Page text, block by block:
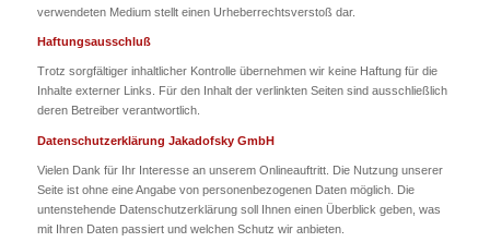
verwendeten Medium stellt einen Urheberrechtsverstoß dar.
Haftungsausschluß
Trotz sorgfältiger inhaltlicher Kontrolle übernehmen wir keine Haftung für die
Inhalte externer Links. Für den Inhalt der verlinkten Seiten sind ausschließlich
deren Betreiber verantwortlich.
Datenschutzerklärung Jakadofsky GmbH
Vielen Dank für Ihr Interesse an unserem Onlineauftritt. Die Nutzung unserer
Seite ist ohne eine Angabe von personenbezogenen Daten möglich. Die
untenstehende Datenschutzerklärung soll Ihnen einen Überblick geben, was
mit Ihren Daten passiert und welchen Schutz wir anbieten.